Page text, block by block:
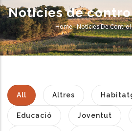
Notícies de
Home-Notícies De
All Altres
Educació Joventut